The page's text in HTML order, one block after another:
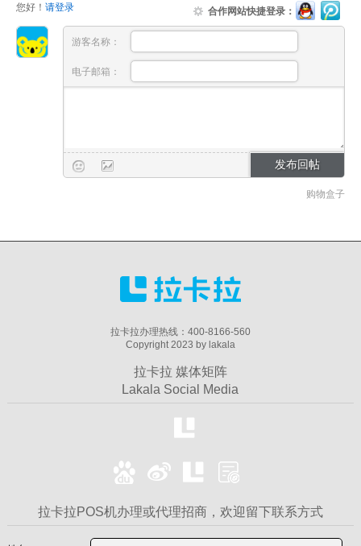
您好！ 请登录 合作网站快捷登录：
游客名称：
电子邮箱：
购物盒子
拉卡拉办理热线：400-8166-560
Copyright 2023 by lakala
拉卡拉 媒体矩阵
Lakala Social Media
拉卡拉POS机办理或代理招商，欢迎留下联系方式